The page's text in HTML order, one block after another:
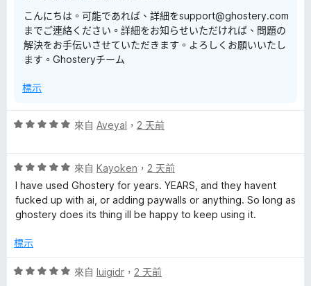
こんにちは。可能であれば、詳細をsupport@ghostery.com
までご連絡ください。詳細をお知らせいただければ、問題の
解決をお手伝いさせていただきます。よろしくお願いいたし
ます。Ghosteryチーム
標示
評
分
，
滿
分
分
來自 Aveyal ， 2 天前
評
價
5
分
滿
5
來自 Kayoken ， 2 天前
I have used Ghostery for years. YEARS, and they havent
fucked up with ai, or adding paywalls or anything. So long as
ghostery does its thing ill be happy to keep using it.
標示
評
來自 luigidr ， 2 天前